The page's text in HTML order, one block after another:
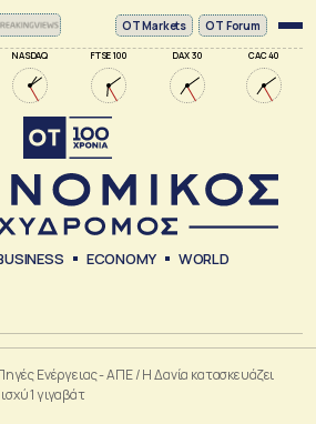
NASDAQ FTSE 100 DAX 30 CAC 40
ΟΤ Markets OT Forum
ECONOMY WORLD
Ενέργειας - ΑΠΕ/Η Δανία κατασκευάζει
1 γιγαβάτ